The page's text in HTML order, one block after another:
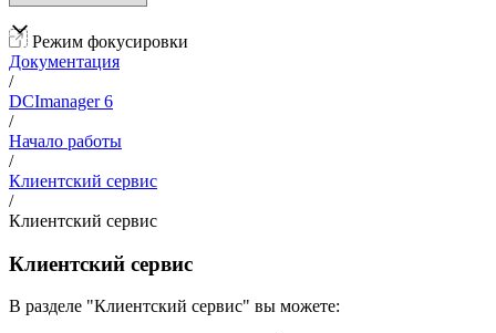
Режим фокусировки
Документация
/
DCImanager 6
/
Начало работы
/
Клиентский сервис
/
Клиентский сервис
Клиентский сервис
В разделе "Клиентский сервис" вы можете: